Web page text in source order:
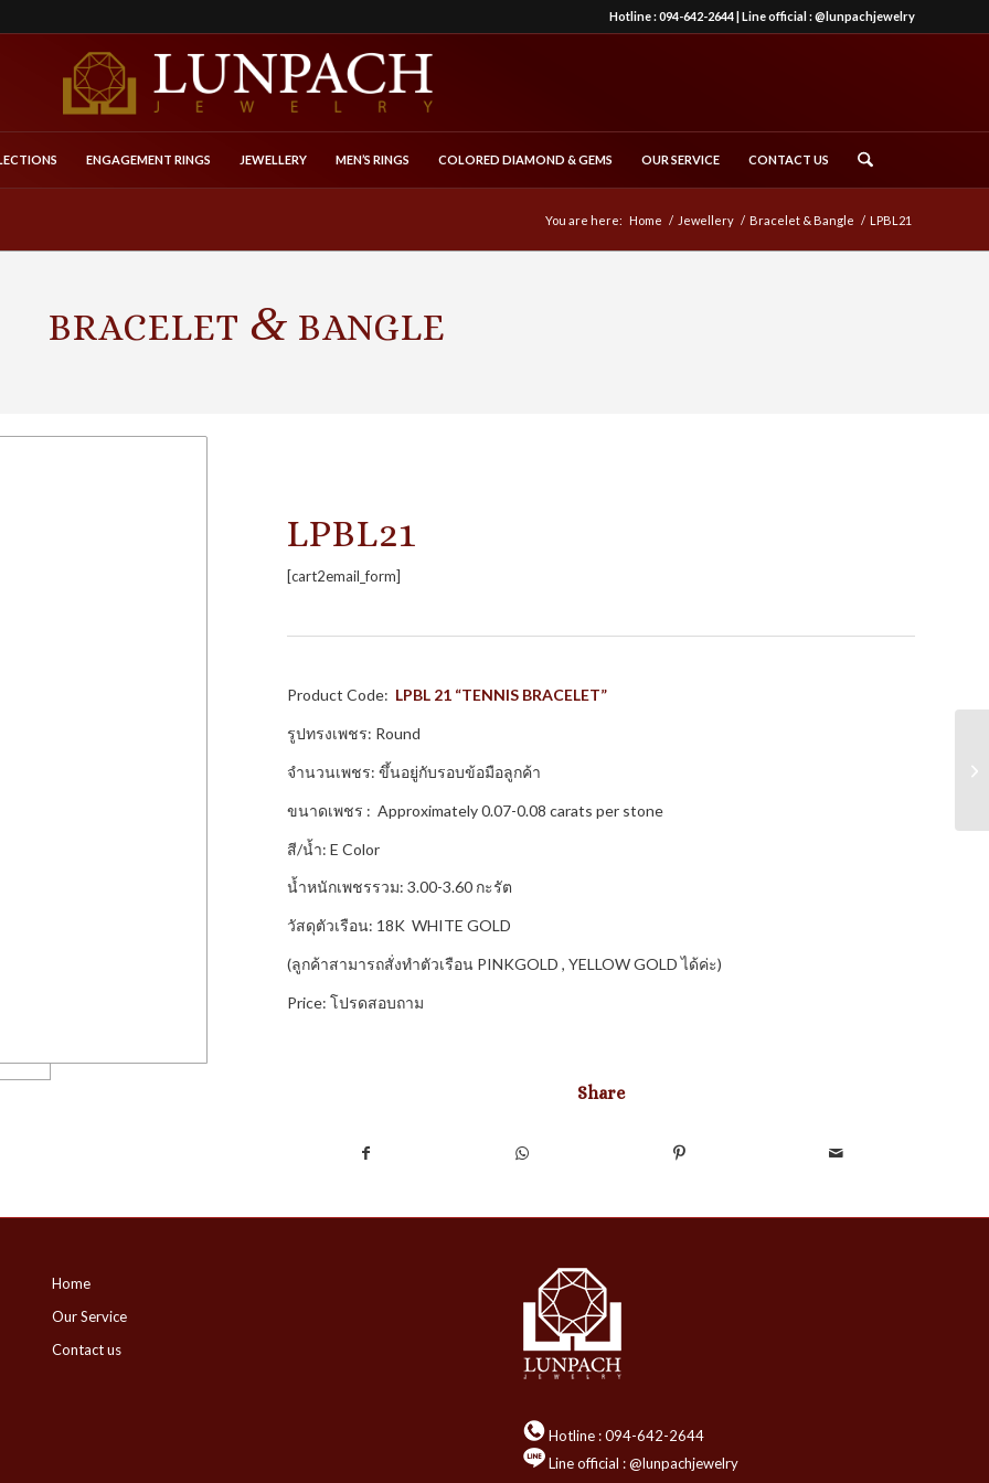
Hotline :094-642-2644| Line official :@lunpachjewelry
ENGAGEMENT RINGS JEWELLERY MEN’S RINGS COLORED DIAMOND & GEMS OUR SERVICE CONTACT US
You are here: Home / Jewellery / Bracelet & Bangle / LPBL21
BRACELET & BANGLE
LPBL21
[cart2email_form]
Product Code: LPBL 21 “TENNIS BRACELET”
รูปทรงเพชร: Round
จำนวนเพชร: ขึ้นอยู่กับรอบข้อมือลูกค้า
ขนาดเพชร : Approximately 0.07-0.08 carats per stone
สี/น้ำ: E Color
น้ำหนักเพชรรวม: 3.00-3.60 กะรัต
วัสดุตัวเรือน: 18K WHITE GOLD
(ลูกค้าสามารถสั่งทำตัวเรือน PINKGOLD , YELLOW GOLD ได้ค่ะ)
Price: โปรดสอบถาม
Share
Home
Our Service
Contact us
Hotline :094-642-2644
Line official : @lunpachjewelry